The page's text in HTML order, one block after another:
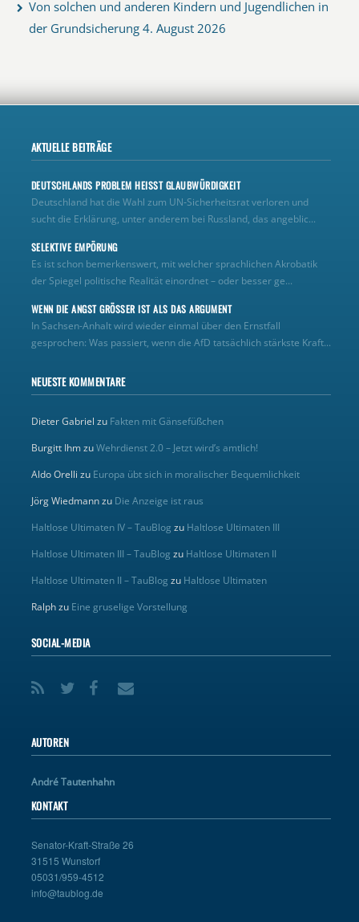
Von solchen und anderen Kindern und Jugendlichen in
der Grundsicherung 4. August 2026
AKTUELLE BEITRÄGE
DEUTSCHLANDS PROBLEM HEISST GLAUBWÜRDIGKEIT
Deutschland hat die Wahl zum UN‑Sicherheitsrat verloren und
sucht die Erklärung, unter anderem bei Russland, das angeblic...
SELEKTIVE EMPÖRUNG
Es ist schon bemerkenswert, mit welcher sprachlichen Akrobatik
der Spiegel politische Realität einordnet – oder besser ge...
WENN DIE ANGST GRÖSSER IST ALS DAS ARGUMENT
In Sachsen-Anhalt wird wieder einmal über den Ernstfall
gesprochen: Was passiert, wenn die AfD tatsächlich stärkste Kraft...
NEUESTE KOMMENTARE
Dieter Gabriel zu Fakten mit Gänsefüßchen
Burgitt IhmzuWehrdienst 2.0 – Jetzt wird’s amtlich!
Aldo Orelli zu Europa übt sich in moralischer Bequemlichkeit
Jörg Wiedmannzu Die Anzeige ist raus
Haltlose Ultimaten IV – TauBlog zu Haltlose Ultimaten III
Haltlose Ultimaten III – TauBlog zu Haltlose Ultimaten II
Haltlose Ultimaten II – TauBlog zu Haltlose Ultimaten
Ralphzu Eine gruselige Vorstellung
SOCIAL-MEDIA
AUTOREN
André Tautenhahn
KONTAKT
Senator-Kraft-Straße 26
31515 Wunstorf
05031/959-4512
info@taublog.de